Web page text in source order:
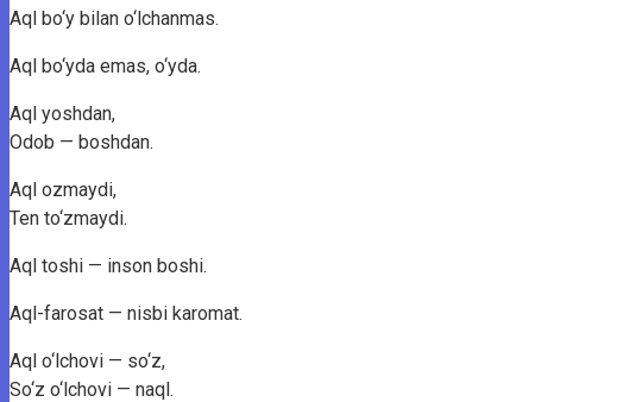
Aql bo‘y bilan o‘lchanmas.
Aql bo‘yda emas, o‘yda.
Aql yoshdan,
Odob — boshdan.
Aql ozmaydi,
Ten to‘zmaydi.
Aql toshi — inson boshi.
Aql-farosat — nisbi karomat.
Aql o‘lchovi — so‘z,
So‘z o‘lchovi — naql.